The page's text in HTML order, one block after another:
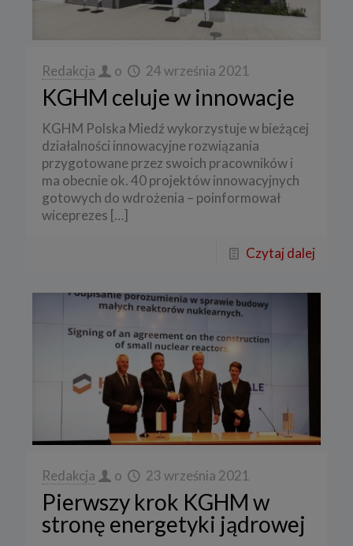
Redakcja o 24 września 2021
KGHM celuje w innowacje
KGHM Polska Miedź wykorzystuje w bieżącej
działalności innowacyjne rozwiązania
przygotowane przez swoich pracowników i
ma obecnie ok. 40 projektów innowacyjnych
gotowych do wdrożenia – poinformował
wiceprezes […]
Czytaj dalej
Redakcja o 23 września 2021
Pierwszy krok KGHM w
stronę energetyki jądrowej